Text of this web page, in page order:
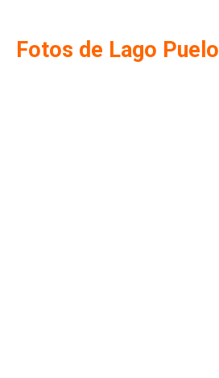
Fotos de Lago Puelo